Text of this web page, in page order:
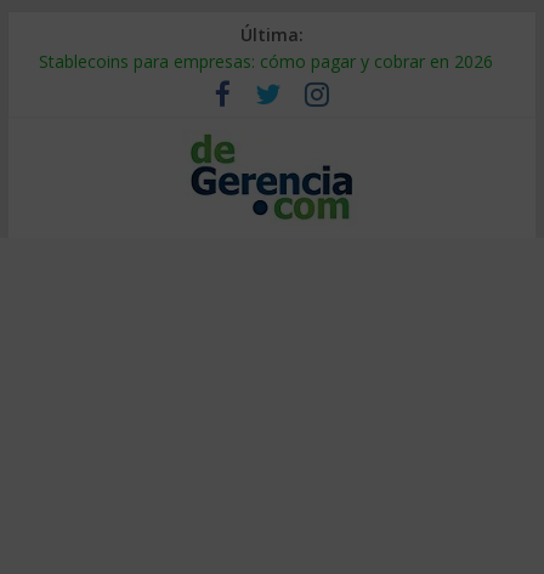
Última:
Stablecoins para empresas: cómo pagar y cobrar en 2026
Despido silencioso: qué es y por qué sale tan caro
IA en selección de personal: cómo auditarla a tiempo
Trabajo forzoso en la cadena de suministro: qué hacer
Mercado hispano de EE. UU.: cómo segmentarlo y venderle